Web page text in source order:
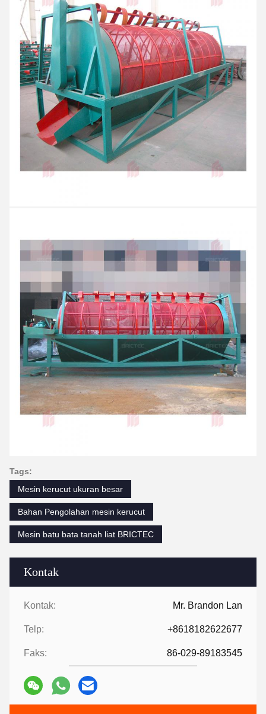
Kontak
Kontak: Mr. Brandon Lan
Telp: +8618182622677
Faks: 86-029-89183545
Tags:
Mesin kerucut ukuran besar
Bahan Pengolahan mesin kerucut
Mesin batu bata tanah liat BRICTEC